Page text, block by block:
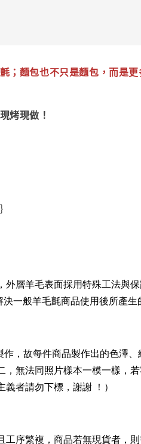
；麵包也不只是麵包，而是
烤現做！
外層羊毛表面採用特殊工法與
一般羊毛氈商品使用後所產生
作，故每件商品製作出的色澤
，無法同照片樣本一模一樣，
者請勿下標，謝謝 ！）
工序繁複，商品若無現貨者，